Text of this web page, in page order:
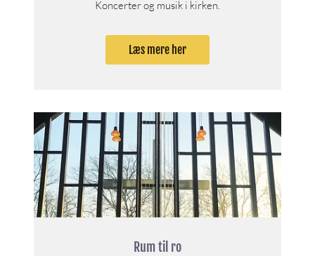
Koncerter og musik i kirken.
Læs mere her
Rum til ro